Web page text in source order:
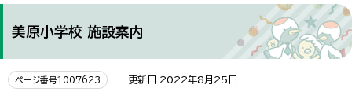
美原小学校 施設案内
ページ番号1007623 更新日 2022年8月25日